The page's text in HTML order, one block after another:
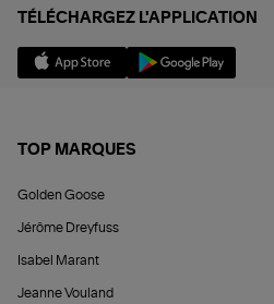
TÉLÉCHARGEZ L'APPLICATION
TOP MARQUES
Golden Goose
Jérôme Dreyfuss
Isabel Marant
Jeanne Vouland